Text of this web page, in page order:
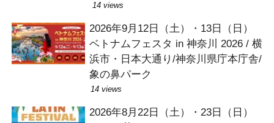
14 views
2026年9月12日（土）・13日（日）
ベトナムフェスタ in 神奈川 2026 / 横
浜市・日本大通り/神奈川県庁本庁舎/
象の鼻パーク
14 views
2026年8月22日（土）・23日（日）